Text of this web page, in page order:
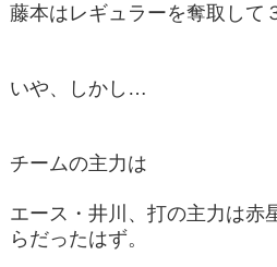
藤本はレギュラーを奪取して
いや、しかし…
チームの主力は
エース・井川、打の主力は赤
らだったはず。